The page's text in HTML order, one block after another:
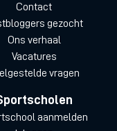
Contact
gezocht
Ons verhaal
Vacatures
vragen
aanmelden